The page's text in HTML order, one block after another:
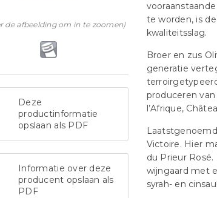
de afbeelding om in te zoomen)
Deze
productinformatie
opslaan als PDF
Informatie over deze
producent opslaan als
PDF
te worden, is
kwaliteitsslag.
Broer en zus
generatie
produceren
l’Afrique,
Victoire. Hier
du Prieur
wijngaard met
syrah- en